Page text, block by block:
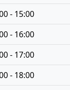
- 15:00
- 16:00
- 17:00
- 18:00